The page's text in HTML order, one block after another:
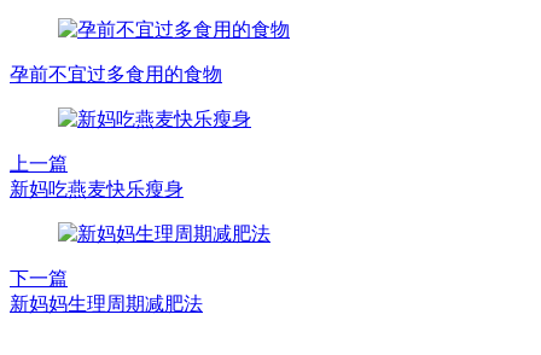
孕前不宜过多食用的食物
上一篇
新妈吃燕麦快乐瘦身
下一篇
新妈妈生理周期减肥法